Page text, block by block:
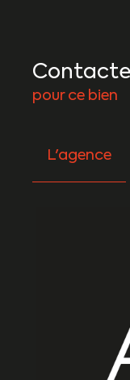
pour ce bien
L'agence